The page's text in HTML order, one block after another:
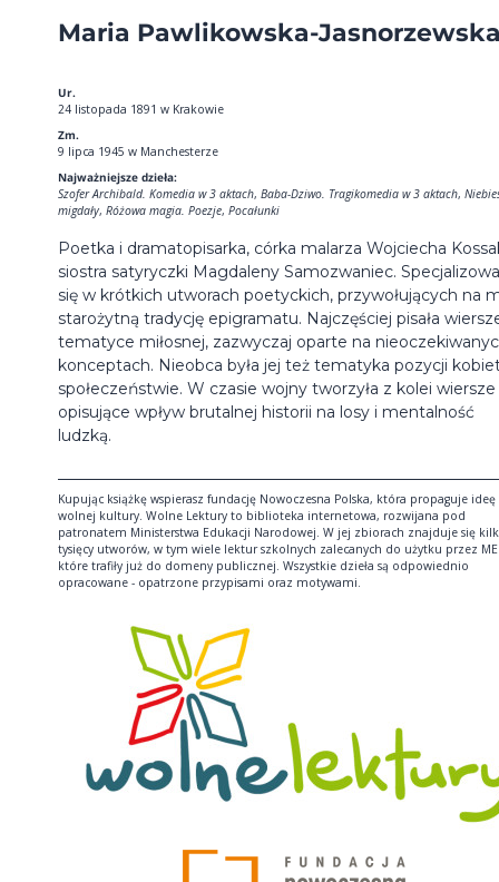
Maria Pawlikowska-
Ur.
24 listopada 1891 w Krakowie
Zm.
9 lipca 1945 w Manchesterze
Najważniejsze dzieła:
Szofer Archibald. Komedia w 3 aktach, Baba-Dziwo. Tragikomedia w 3 aktach,
migdały, Różowa magia. Poezje, Pocałunki
Poetka i dramatopisarka, córka malarza Wojciecha
siostra satyryczki Magdaleny Samozwaniec.
się w krótkich utworach poetyckich, przywołujących na
starożytną tradycję epigramatu. Najczęściej pisała
tematyce miłosnej, zazwyczaj oparte na
konceptach. Nieobca była jej też tematyka pozycji
społeczeństwie. W czasie wojny tworzyła z kolei wiersze
opisujące wpływ brutalnej historii na losy i mentalność
ludzką.
Kupując książkę wspierasz fundację Nowoczesna Polska, która propaguje ideę
wolnej kultury. Wolne Lektury to biblioteka internetowa, rozwijana pod
patronatem Ministerstwa Edukacji Narodowej. W jej zbiorach znajduje się
tysięcy utworów, w tym wiele lektur szkolnych zalecanych do użytku przez
które trafiły już do domeny publicznej. Wszystkie dzieła są odpowiednio
opracowane - opatrzone przypisami oraz motywami.